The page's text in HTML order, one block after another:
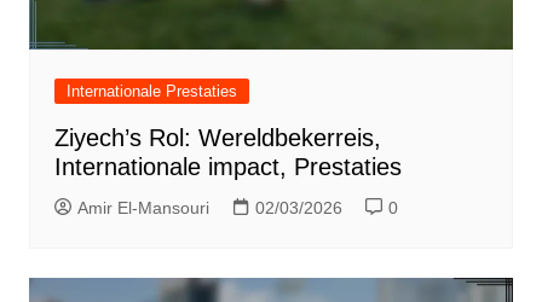
Internationale Prestaties
Ziyech’s Rol: Wereldbekerreis,
Internationale impact, Prestaties
Amir El-Mansouri 02/03/2026 0